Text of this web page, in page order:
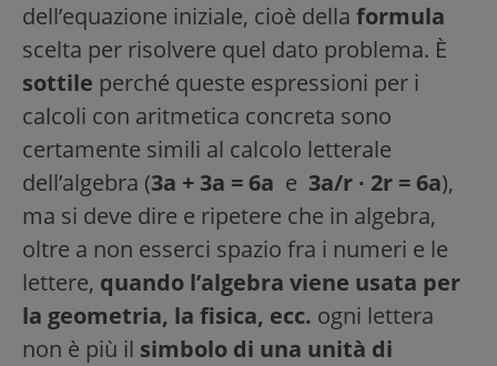
dell’equazione iniziale, cioè della formula
scelta per risolvere quel dato problema. È
sottile perché queste espressioni per i
calcoli con aritmetica concreta sono
certamente simili al calcolo letterale
dell’algebra (3a + 3a = 6a e 3a/r ∙ 2r = 6a),
ma si deve dire e ripetere che in algebra,
oltre a non esserci spazio fra i numeri e le
lettere, quando l’algebra viene usata per
la geometria, la fisica, ecc. ogni lettera
non è più il simbolo di una unità di